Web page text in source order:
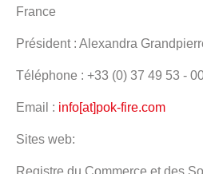
France
Président : Alexandra
Téléphone : +33 (0) 37 49 53 -
Email : info[at]pok-fire.com
Sites web:
Registre du Commerce et des